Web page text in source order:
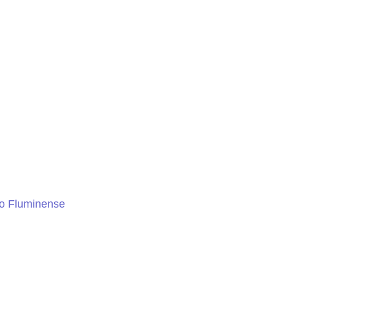
Fluminense